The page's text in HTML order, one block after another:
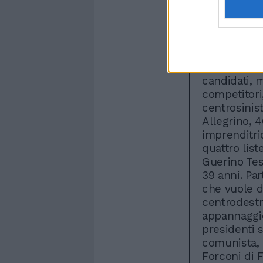
Prima
stringere
candidati,
Allegrino,
quattro
Guerino
39 anni.
che vuole
presidenti
comunista,
Forconi di